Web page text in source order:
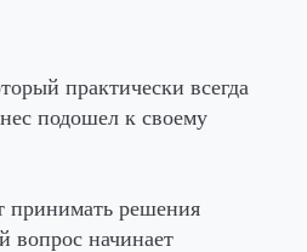
практически всегда
подошел к своему
принимать решения
вопрос начинает